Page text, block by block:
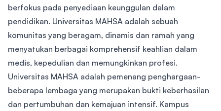
berfokus pada penyediaan keunggulan dalam
pendidikan. Universitas MAHSA adalah sebuah
komunitas yang beragam, dinamis dan ramah yang
menyatukan berbagai komprehensif keahlian dalam
medis, kepedulian dan memungkinkan profesi.
Universitas MAHSA adalah pemenang penghargaan-
beberapa lembaga yang merupakan bukti keberhasilan
dan pertumbuhan dan kemajuan intensif. Kampus